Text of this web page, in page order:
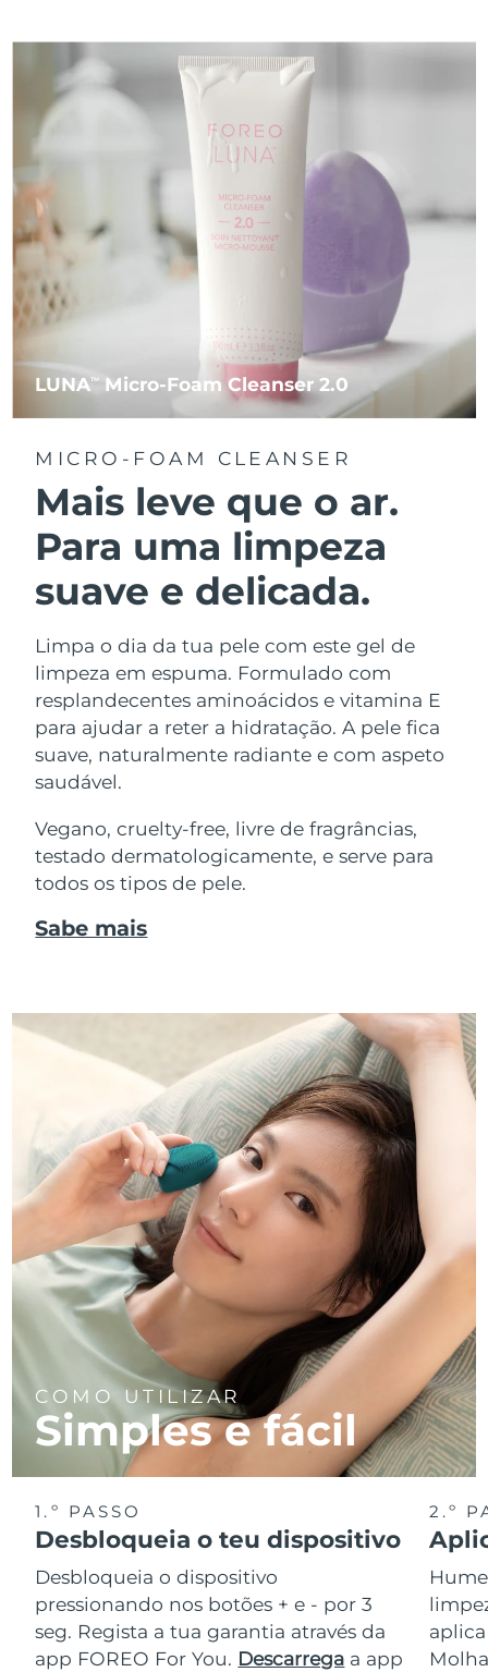
LUNATM Micro-Foam Cleanser 2.0
MICRO-FOAM CLEANSER
Mais leve que o ar.
Para uma limpeza
suave e delicada.
Limpa o dia da tua pele com este gel de
limpeza em espuma. Formulado com
resplandecentes aminoácidos e vitamina E
para ajudar a reter a hidratação. A pele fica
suave, naturalmente radiante e com aspeto
saudável.
Vegano, cruelty-free, livre de fragrâncias,
testado dermatologicamente, e serve para
todos os tipos de pele.
Sabe mais
COMO UTILIZAR
Simples e fácil
1.º PASSO
Desbloqueia o teu dispositivo
Desbloqueia o dispositivo
pressionando nos botões + e - por 3
seg. Regista a tua garantia através da
app FOREO For You. Descarrega a app
2.º